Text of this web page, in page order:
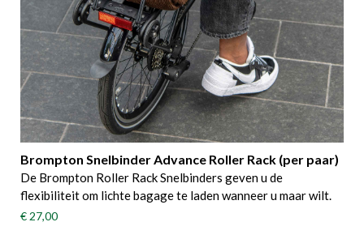
Brompton Snelbinder Advance Roller Rack (per paar)
De Brompton Roller Rack Snelbinders geven u de
flexibiliteit om lichte bagage te laden wanneer u maar wilt.
€ 27,00